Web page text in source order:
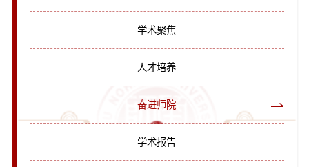
学术聚焦
人才培养
奋进师院
学术报告